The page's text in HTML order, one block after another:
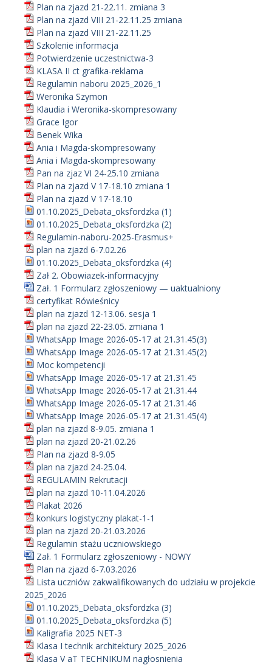
Plan na zjazd 21-22.11. zmiana 3
Plan na zjazd VIII 21-22.11.25 zmiana
Plan na zjazd VIII 21-22.11.25
Szkolenie informacja
Potwierdzenie uczestnictwa-3
KLASA II ct grafika-reklama
Regulamin naboru 2025_2026_1
Weronika Szymon
Klaudia i Weronika-skompresowany
Grace Igor
Benek Wika
Ania i Magda-skompresowany
Ania i Magda-skompresowany
Pan na zjaz VI 24-25.10 zmiana
Plan na zjazd V 17-18.10 zmiana 1
Plan na zjazd V 17-18.10
01.10.2025_Debata_oksfordzka (1)
01.10.2025_Debata_oksfordzka (2)
Regulamin-naboru-2025-Erasmus+
plan na zjazd 6-7.02.26
01.10.2025_Debata_oksfordzka (4)
Zał 2. Obowiazek-informacyjny
Zał. 1 Formularz zgłoszeniowy — uaktualniony
certyfikat Rówieśnicy
plan na zjazd 12-13.06. sesja 1
plan na zjazd 22-23.05. zmiana 1
WhatsApp Image 2026-05-17 at 21.31.45(3)
WhatsApp Image 2026-05-17 at 21.31.45(2)
Moc kompetencji
WhatsApp Image 2026-05-17 at 21.31.45
WhatsApp Image 2026-05-17 at 21.31.44
WhatsApp Image 2026-05-17 at 21.31.46
WhatsApp Image 2026-05-17 at 21.31.45(4)
plan na zjazd 8-9.05. zmiana 1
plan na zjazd 20-21.02.26
Plan na zjazd 8-9.05
plan na zjazd 24-25.04.
REGULAMIN Rekrutacji
plan na zjazd 10-11.04.2026
Plakat 2026
konkurs logistyczny plakat-1-1
plan na zjazd 20-21.03.2026
Regulamin stażu uczniowskiego
Zał. 1 Formularz zgłoszeniowy - NOWY
Plan na zjazd 6-7.03.2026
Lista uczniów zakwalifikowanych do udziału w projekcie
2025_2026
01.10.2025_Debata_oksfordzka (3)
01.10.2025_Debata_oksfordzka (5)
Kaligrafia 2025 NET-3
Klasa I technik architektury 2025_2026
Klasa V aT TECHNIKUM nagłosnienia